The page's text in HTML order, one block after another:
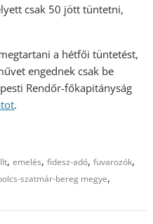
csak 50 jött tüntetni,
a hétfői tüntetést,
engednek csak be
Rendőr-főkapitányság
.
,emelés,fidesz-adó,fuvarozók,
szatmár-bereg megye,